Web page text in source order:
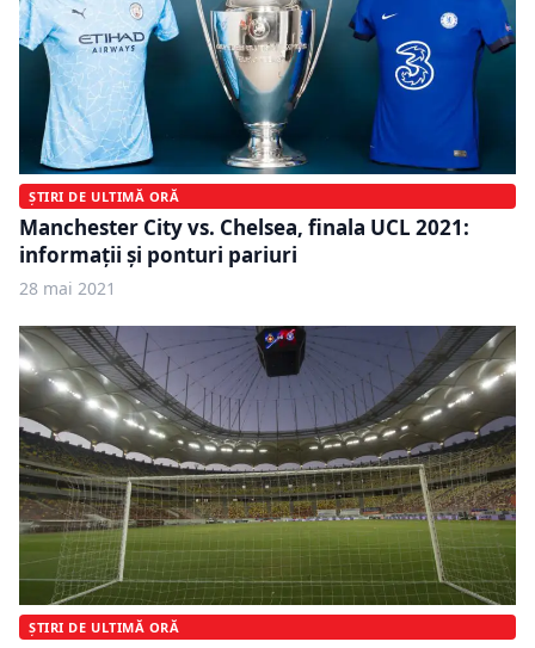
ȘTIRI DE ULTIMĂ ORĂ
Manchester City vs. Chelsea, finala UCL 2021:
informații și ponturi pariuri
28 mai 2021
ȘTIRI DE ULTIMĂ ORĂ